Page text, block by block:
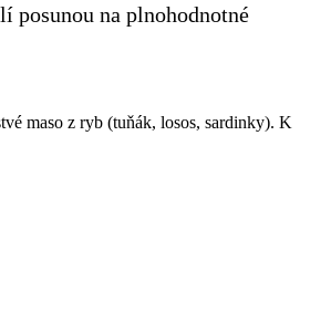
posunou na plnohodnotné
maso z ryb (tuňák, losos, sardinky). K